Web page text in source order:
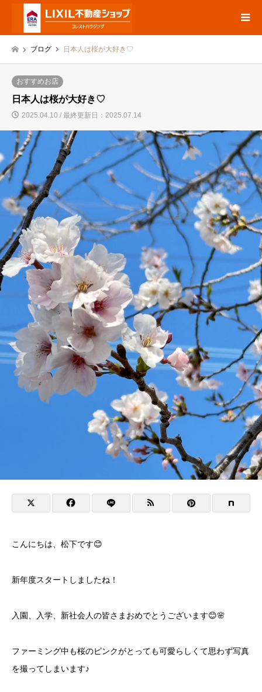
ブログ 日本人は桜が大好き♡
おすすめお店
日本人は桜が大好き♡
2025.04.10 / 最終更新日：2025.07.14
こんにちは、松下です😊
新年度スタートしましたね！
入園、入学、新社会人の皆さまおめでとうございます😊🌸
ファーミング中も桜のピンクがとっても可愛らしくて思わず写真
を撮ってしまいます♪